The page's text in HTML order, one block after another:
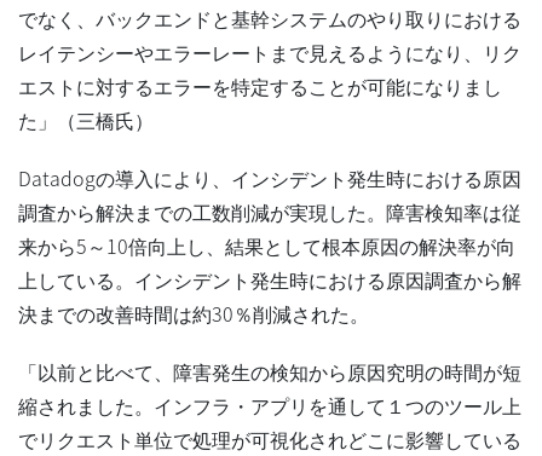
でなく、バックエンドと基幹システムのやり取りにおける
レイテンシーやエラーレートまで見えるようになり、リク
エストに対するエラーを特定することが可能になりまし
た」（三橋氏）
Datadogの導入により、インシデント発生時における原因
調査から解決までの工数削減が実現した。障害検知率は従
来から5～10倍向上し、結果として根本原因の解決率が向
上している。インシデント発生時における原因調査から解
決までの改善時間は約30％削減された。
「以前と比べて、障害発生の検知から原因究明の時間が短
縮されました。インフラ・アプリを通して１つのツール上
でリクエスト単位で処理が可視化されどこに影響している